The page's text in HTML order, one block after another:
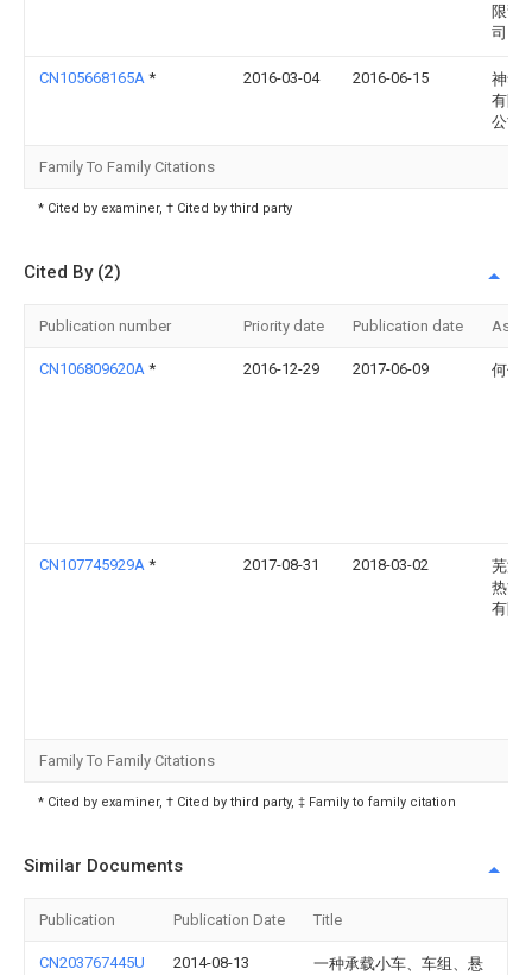
限责
司
CN105668165A * 2016-03-04 2016-06-15
神华
有限
公司
Family To Family Citations
* Cited by examiner, † Cited by third party
Cited By (2)
Publication number Priority date Publication date
CN106809620A * 2016-12-29 2017-06-09 何健
CN107745929A * 2017-08-31 2018-03-02
芜湖
热能
有限
Family To Family Citations
* Cited by examiner, † Cited by third party, ‡ Family to family citation
Similar Documents
Publication Publication Date Title
CN203767445U 2014-08-13
一种承载小车、车组、悬